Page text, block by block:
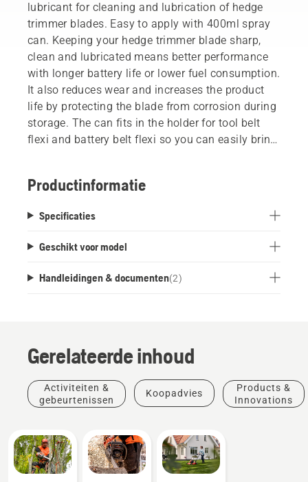
lubricant for cleaning and lubrication of hedge
trimmer blades. Easy to apply with 400ml spray
can. Keeping your hedge trimmer blade sharp,
clean and lubricated means better performance
with longer battery life or lower fuel consumption.
It also reduces wear and increases the product
life by protecting the blade from corrosion during
storage. The can fits in the holder for tool belt
flexi and battery belt flexi so you can easily bring
Productinformatie
Specificaties
Geschikt voor model
Handleidingen & documenten(2)
Gerelateerde inhoud
Activiteiten &
gebeurtenissen
Koopadvies
Products &
Innovations